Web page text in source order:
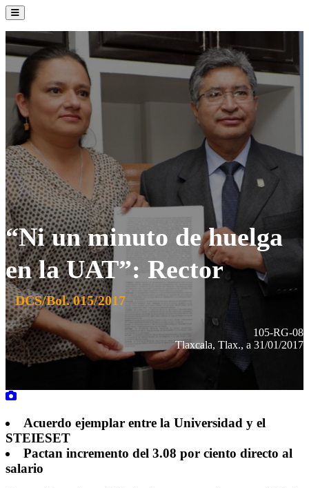
La Institución
Admisión
Oferta Académica
Comunidad UATx
“Ni un minuto de huelga
en la UAT”: Rector
DCS/Bol. 015/2017
105-RG-08
Tlaxcala, Tlax., a 31/01/2017
Acuerdo ejemplar entre la Universidad y el
STEIESET
Pactan incremento del 3.08 por ciento directo al
salario